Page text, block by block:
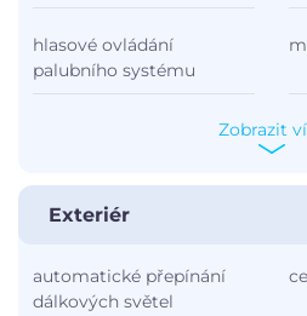
hlasové ovládání
palubního systému
Zobrazit
Exteriér
automatické přepínání
dálkových světel